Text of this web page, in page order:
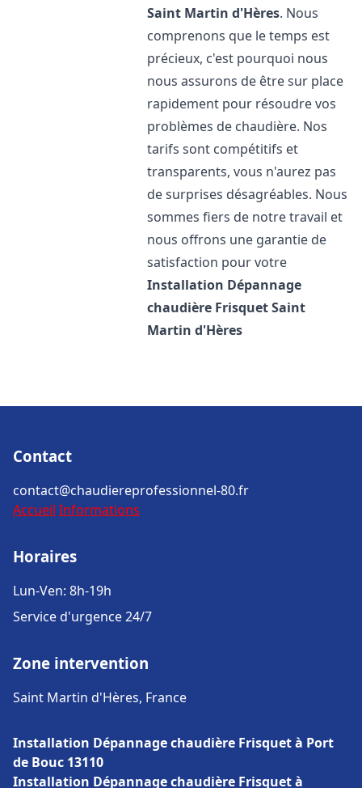
Saint Martin d'Hères. Nous
comprenons que le temps est
précieux, c'est pourquoi nous
nous assurons de être sur place
rapidement pour résoudre vos
problèmes de chaudière. Nos
tarifs sont compétitifs et
transparents, vous n'aurez pas
de surprises désagréables. Nous
sommes fiers de notre travail et
nous offrons une garantie de
satisfaction pour votre
Installation Dépannage
chaudière FrisquetSaint
Martin d'Hères
Contact
contact@chaudiereprofessionnel-80.fr
Accueil Informations
Horaires
Lun-Ven: 8h-19h
Service d'urgence 24/7
Zone intervention
Saint Martin d'Hères, France
Installation Dépannage chaudière Frisquet à Port
de Bouc 13110
Installation Dépannage chaudière Frisquet à